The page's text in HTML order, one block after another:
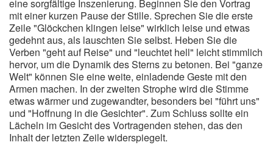
eine sorgfältige Inszenierung. Beginnen Sie den Vortrag
mit einer kurzen Pause der Stille. Sprechen Sie die erste
Zeile "Glöckchen klingen leise" wirklich leise und etwas
gedehnt aus, als lauschten Sie selbst. Heben Sie die
Verben "geht auf Reise" und "leuchtet hell" leicht stimmlich
hervor, um die Dynamik des Sterns zu betonen. Bei "ganze
Welt" können Sie eine weite, einladende Geste mit den
Armen machen. In der zweiten Strophe wird die Stimme
etwas wärmer und zugewandter, besonders bei "führt uns"
und "Hoffnung in die Gesichter". Zum Schluss sollte ein
Lächeln im Gesicht des Vortragenden stehen, das den
Inhalt der letzten Zeile widerspiegelt.